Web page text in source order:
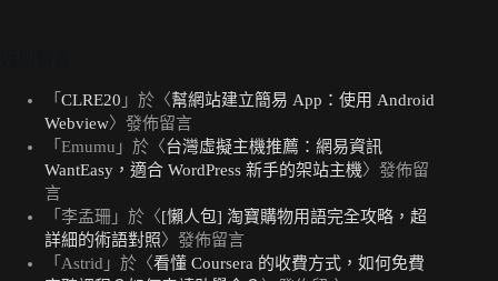
「 CLRE20 」於〈幫網站建立簡易 App：使用 Android
Webview〉發佈留言
「 Emumu 」於〈台灣虛擬主機推薦：網易資訊
WantEasy，適合 WordPress 新手的架站主機〉發佈留
言
「 李孟珊 」於〈[懶人包] 淘寶購物用語完全攻略，超
詳細的術語對照〉發佈留言
「 Astrid 」於〈看懂 Coursera 的收費方式，如何免費